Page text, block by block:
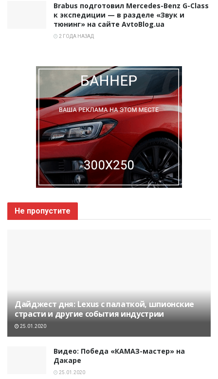
Brabus подготовил Mercedes-Benz G-Class
к экспедиции — в разделе «Звук и
тюнинг» на сайте AvtoBlog.ua
2 ГОДА НАЗАД
Не пропустите
Дайджест дня: Lexus с палаткой, шпионские
страсти и другие события индустрии
25.01.2020
Видео: Победа «КАМАЗ-мастер» на
Дакаре
25.01.2020